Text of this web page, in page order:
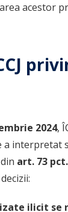
acestor
2024,
a interpretat
din art. 73
ilicit se